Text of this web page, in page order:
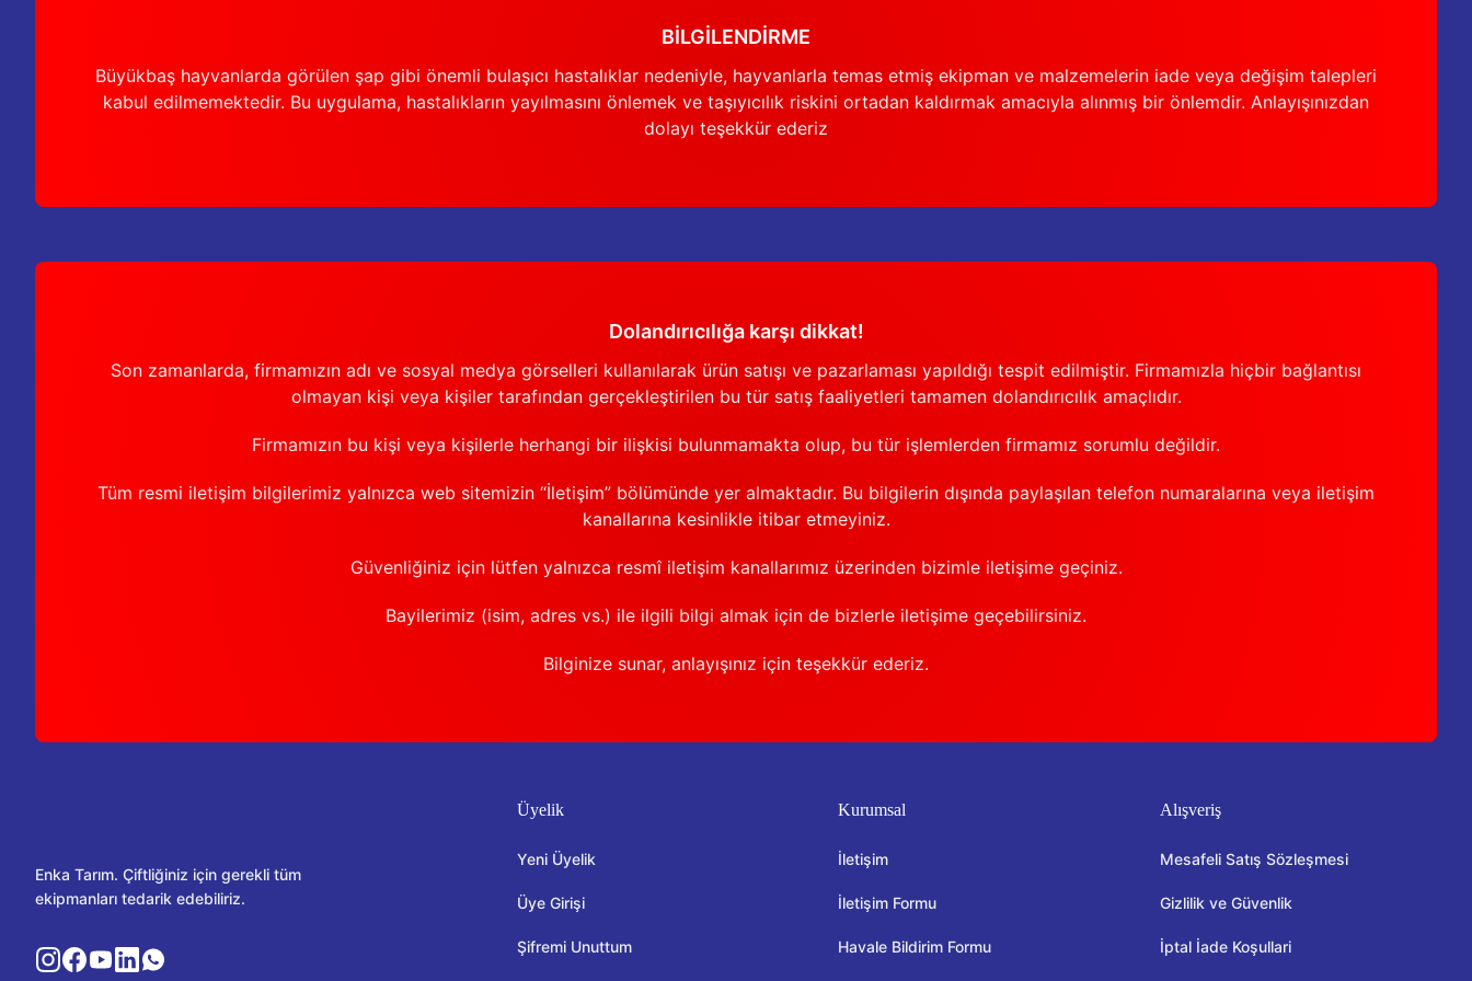
BİLGİLENDİRME
Büyükbaş hayvanlarda görülen şap gibi önemli bulaşıcı hastalıklar nedeniyle, hayvanlarla temas etmiş ekipman ve malzemelerin iade veya değişim talepleri
kabul edilmemektedir. Bu uygulama, hastalıkların yayılmasını önlemek ve taşıyıcılık riskini ortadan kaldırmak amacıyla alınmış bir önlemdir. Anlayışınızdan
dolayı teşekkür ederiz
Dolandırıcılığa karşı dikkat!
Son zamanlarda, firmamızın adı ve sosyal medya görselleri kullanılarak ürün satışı ve pazarlaması yapıldığı tespit edilmiştir. Firmamızla hiçbir bağlantısı
olmayan kişi veya kişiler tarafından gerçekleştirilen bu tür satış faaliyetleri tamamen dolandırıcılık amaçlıdır.
Firmamızın bu kişi veya kişilerle herhangi bir ilişkisi bulunmamakta olup, bu tür işlemlerden firmamız sorumlu değildir.
Tüm resmi iletişim bilgilerimiz yalnızca web sitemizin “İletişim” bölümünde yer almaktadır. Bu bilgilerin dışında paylaşılan telefon numaralarına veya iletişim
kanallarına kesinlikle itibar etmeyiniz.
Güvenliğiniz için lütfen yalnızca resmî iletişim kanallarımız üzerinden bizimle iletişime geçiniz.
Bayilerimiz (isim, adres vs.) ile ilgili bilgi almak için de bizlerle iletişime geçebilirsiniz.
Bilginize sunar, anlayışınız için teşekkür ederiz.
Enka Tarım. Çiftliğiniz için gerekli tüm
ekipmanları tedarik edebiliriz.
Üyelik
Yeni Üyelik
Üye Girişi
Şifremi Unuttum
Kurumsal
İletişim
İletişim Formu
Havale Bildirim Formu
Alışveriş
Mesafeli Satış Sözleşmesi
Gizlilik ve Güvenlik
İptal İade Koşullari